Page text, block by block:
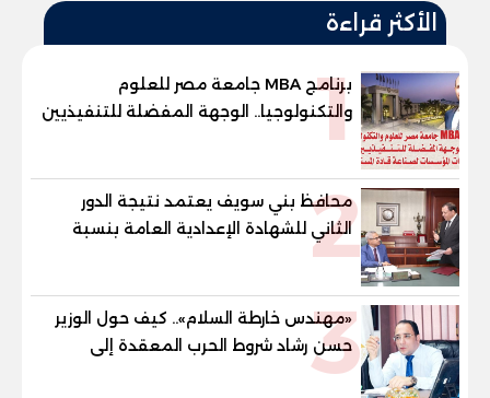
الأكثر قراءة
1
برنامج MBA جامعة مصر للعلوم
والتكنولوجيا.. الوجهة المفضلة للتنفيذيين
وقيادات المؤسسات لصناعة قادة
2
محافظ بني سويف يعتمد نتيجة الدور
الثاني للشهادة الإعدادية العامة بنسبة
والنور للمكفوفين
3
«مهندس خارطة السلام».. كيف حول الوزير
حسن رشاد شروط الحرب المعقدة إلى
"خارطة طريق" للانسحاب والإعمار؟